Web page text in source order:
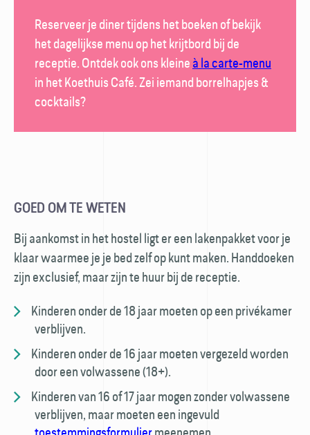
Reserveer je diner tijdens het boeken of bekijk
het dagelijkse menu op het krijt­bord bij de
receptie. Ontdek ook ons kleineà la carte-menu
in hetKoethuis Café. Zei iemand borrel­hapjes &
cocktails?
GOED OM TE WETEN
Bij aankomst in het hostel ligt er een laken­pakket voor je
klaar waarmee je je bed zelf op kunt maken. Hand­doeken
zijn exclusief, maar zijn te huur bij de receptie.
Kinderen onder de 18 jaar moeten op een privé­kamer
verblijven.
Kinderen onder de 16 jaar moeten vergezeld worden
door een volwassene (18+).
Kinderen van 16 of 17 jaar mogen zonder volwassene
verblijven, maar moeten een ingevuld